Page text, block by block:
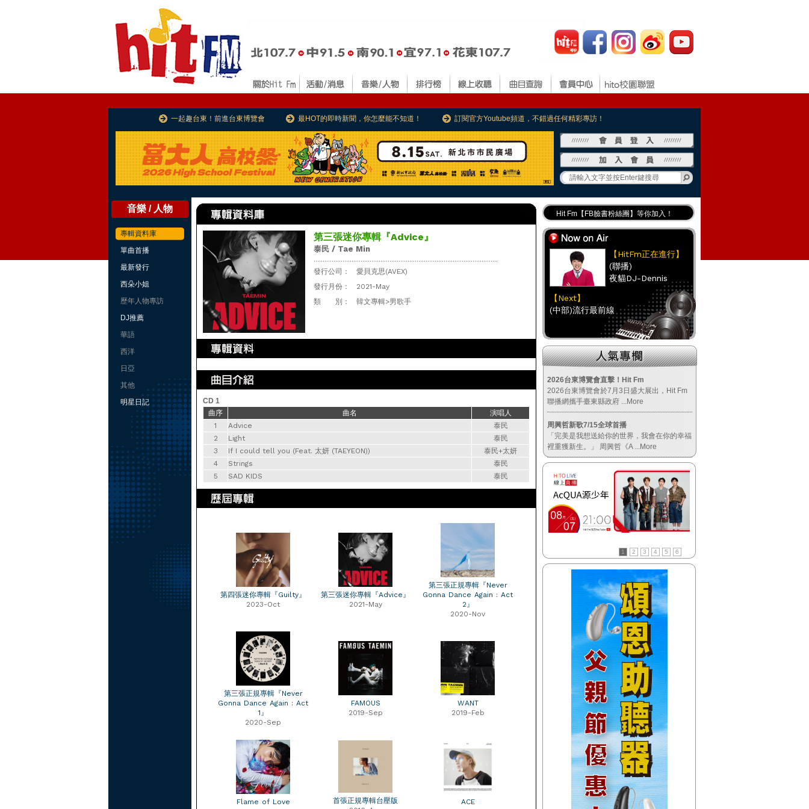
一起趣台東！前進台東博覽會 最HOT的即時新聞，你怎麼能不知道！ 訂閱官方Youtube頻道，不錯過任何精彩專訪！
音樂 / 人物
專輯資料庫
單曲首播
最新發行
西朵小姐
歷年人物專訪
DJ推薦
華語
西洋
日亞
其他
明星日記
第三張迷你專輯『Advice』
泰民 / Tae Min
......................................................................................................
發行公司：
愛貝克思(AVEX)
發行月份：
2021-May
類 別：
韓文專輯>男歌手
CD 1
曲序
曲名
演唱人
1
Advice
泰民
2
Light
泰民
3
If I could tell you (Feat. 太妍 (TAEYEON))
泰民+太妍
4
Strings
泰民
5
SAD KIDS 泰民
第四張迷你專輯『Guilty』
2023-Oct
第三張迷你專輯『Advice』
2021-May
第三張正規專輯『Never
Gonna Dance Again : Act
2』
2020-Nov
第三張正規專輯『Never
Gonna Dance Again : Act
1』
2020-Sep
FAMOUS
2019-Sep
WANT
2019-Feb
Flame of Love
首張正規專輯台壓版
ACE
Hit Fm【FB臉書粉絲團】等你加入！
最專業《DJ推薦》好音樂千萬別錯過！
好康報報 最新優惠訊息都在這！
Hit Fm的【IG】新鮮又好玩快加入！
【HitFm正在進行】
(聯播)
夜貓DJ-Dennis
【Next】
(中部)流行最前線
【HitFm正在進行】
(聯播)
夜貓DJ-Dennis
【Next】
(南部)流行最前線
【HitFm正在進行】
(聯播)
夜貓DJ-Dennis
【Next】
(宜蘭)流行最前線
(聯播)
夜貓DJ-Dennis
【Next】
(花東)流行最精選
【HitFm正在進行】
(聯播)
夜貓DJ-Dennis
【Next】
(北部)流行最前線
2026台東博覽會直擊！Hit Fm
2026台東博覽會於7月3日盛大展出，Hit Fm
聯播網攜手臺東縣政府 ...More
周興哲新歌7/15全球首播
「完美是我想送給你的世界，我會在你的幸福
裡重獲新生。」 周興哲《A ...More
1 2 3 4 5 6